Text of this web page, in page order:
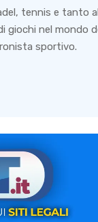
tennis e tanto
giochi nel mondo
sportivo.